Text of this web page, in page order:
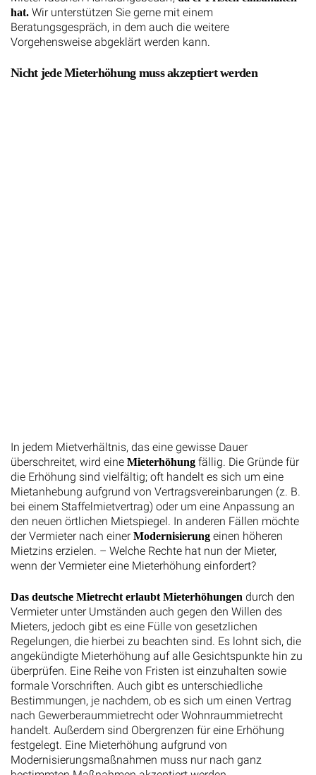
hat.Wir unterstützen Sie gerne mit einem
Beratungsgespräch, in dem auch die weitere
Vorgehensweise abgeklärt werden kann.
Nicht jede Mieterhöhung muss akzeptiert werden
In jedem Mietverhältnis, das eine gewisse Dauer
überschreitet, wird eineMieterhöhungfällig. Die Gründe für
die Erhöhung sind vielfältig; oft handelt es sich um eine
Mietanhebung aufgrund von Vertragsvereinbarungen (z. B.
bei einem Staffelmietvertrag) oder um eine Anpassung an
den neuen örtlichen Mietspiegel. In anderen Fällen möchte
der Vermieter nach einerModernisierungeinen höheren
Mietzins erzielen. – Welche Rechte hat nun der Mieter,
wenn der Vermieter eine Mieterhöhung einfordert?
Das deutsche Mietrecht erlaubt Mieterhöhungen
durch den
Vermieter unter Umständen auch gegen den Willen des
Mieters, jedoch gibt es eine Fülle von gesetzlichen
Regelungen, die hierbei zu beachten sind. Es lohnt sich, die
angekündigte Mieterhöhung auf alle Gesichtspunkte hin zu
überprüfen. Eine Reihe von Fristen ist einzuhalten sowie
formale Vorschriften. Auch gibt es unterschiedliche
Bestimmungen, je nachdem, ob es sich um einen Vertrag
nach Gewerberaummietrecht oder Wohnraummietrecht
handelt. Außerdem sind Obergrenzen für eine Erhöhung
festgelegt. Eine Mieterhöhung aufgrund von
Modernisierungsmaßnahmen muss nur nach ganz
bestimmten Maßnahmen akzeptiert werden.